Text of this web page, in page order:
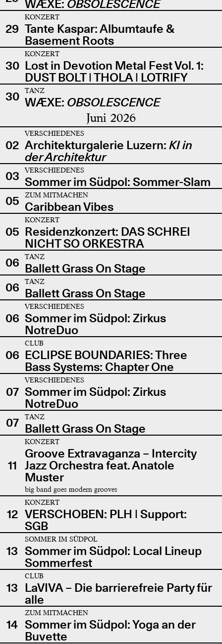
WÆXE: OBSOLESCENCE
29
KONZERT
Tante Kaspar: Albumtaufe &
Basement Roots
30
KONZERT
Lost in Devotion Metal Fest Vol. 1:
DUST BOLT | THOLA | LOTRIFY
30
TANZ
WÆXE: OBSOLESCENCE
Juni 2026
02
VERSCHIEDENES
Architekturgalerie Luzern: KI in
der Architektur
03
VERSCHIEDENES
Sommer im Südpol: Sommer-Slam
05
ZUM MITMACHEN
Caribbean Vibes
05
KONZERT
Residenzkonzert: DAS SCHREI
NICHT SO ORKESTRA
06
TANZ
Ballett Grass On Stage
06
TANZ
Ballett Grass On Stage
06
VERSCHIEDENES
Sommer im Südpol: Zirkus
NotreDuo
06
CLUB
ECLIPSE BOUNDARIES: Three
Bass Systems: Chapter One
07
VERSCHIEDENES
Sommer im Südpol: Zirkus
NotreDuo
07
TANZ
Ballett Grass On Stage
11
KONZERT
Groove Extravaganza – Intercity
Jazz Orchestra feat. Anatole
Muster
big band goes modern grooves
12
KONZERT
VERSCHOBEN: PLH | Support:
SGB
13
SOMMER IM SÜDPOL
Sommer im Südpol: Local Lineup
Sommerfest
13
CLUB
LaVIVA – Die barrierefreie Party für
alle
14
ZUM MITMACHEN
Sommer im Südpol: Yoga an der
Buvette